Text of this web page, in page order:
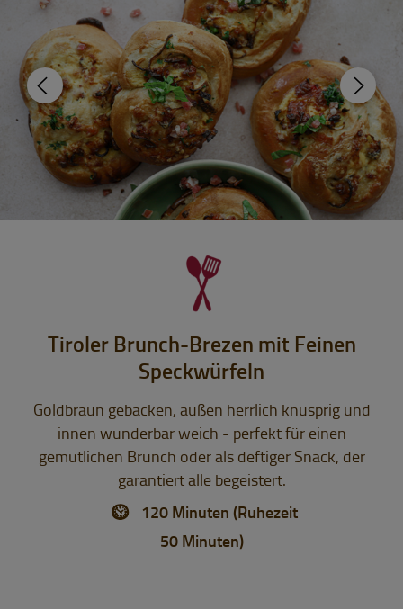
Tiroler Brunch-Brezen mit Feinen
Speckwürfeln
Goldbraun gebacken, außen herrlich knusprig und
innen wunderbar weich - perfekt für einen
gemütlichen Brunch oder als deftiger Snack, der
garantiert alle begeistert.
120 Minuten (Ruhezeit
50 Minuten)